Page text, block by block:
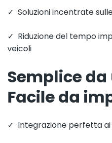
✓ Soluzioni incentrate
✓ Riduzione del tempo
veicoli
Semplice
Facile da
✓ Integrazione perfetta ai